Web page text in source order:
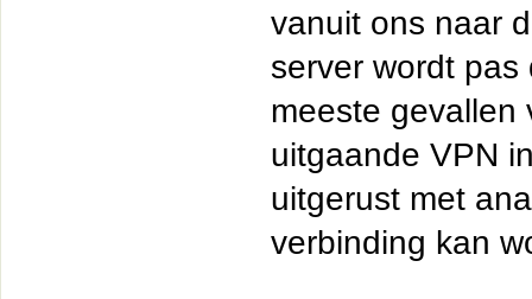
vanuit ons naar
server wordt
meeste gevallen
uitgaande VPN
uitgerust met
verbinding kan